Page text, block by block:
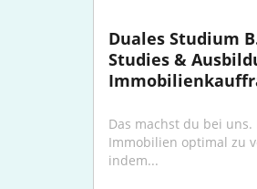
Duales Studium
Studies &
Das machst du bei
Immobilien optimal zu
indem...